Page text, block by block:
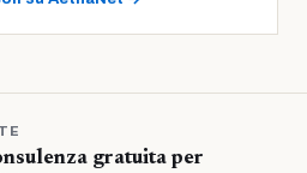
gratuita per